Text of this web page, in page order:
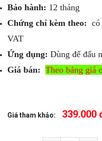
Bảo hành: 12 tháng
Chứng chỉ kèm theo:
VAT
Ứng dụng: Dùng để đấu
Giá bán: Theo bảng giá
Giá tham khảo: 339.000